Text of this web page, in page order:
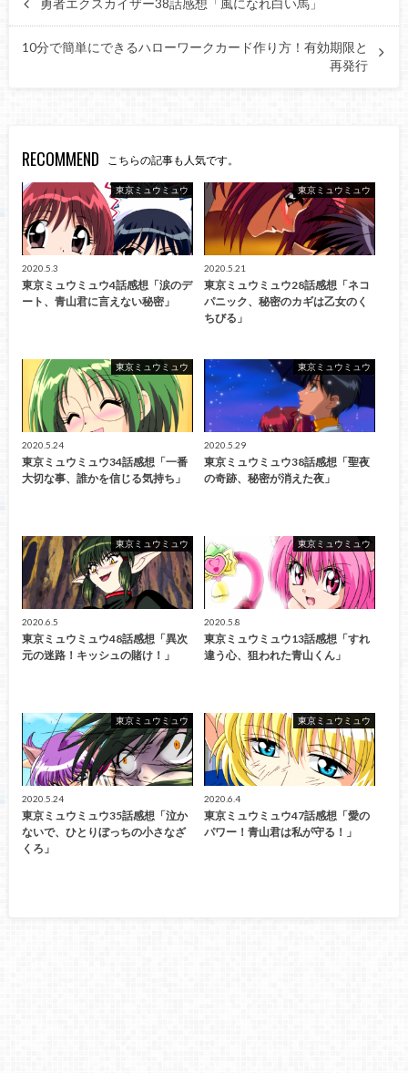
勇者エクスカイザー38話感想「風になれ白い馬」
10分で簡単にできるハローワークカード作り方！有効期限と
再発行
RECOMMEND こちらの記事も人気です。
東京ミュウミュウ
2020.5.3
東京ミュウミュウ4話感想「涙のデ
ート、青山君に言えない秘密」
東京ミュウミュウ
2020.5.21
東京ミュウミュウ28話感想「ネコ
パニック、秘密のカギは乙女のく
ちびる」
東京ミュウミュウ
2020.5.24
東京ミュウミュウ34話感想「一番
大切な事、誰かを信じる気持ち」
東京ミュウミュウ
2020.5.29
東京ミュウミュウ38話感想「聖夜
の奇跡、秘密が消えた夜」
東京ミュウミュウ
2020.6.5
東京ミュウミュウ48話感想「異次
元の迷路！キッシュの賭け！」
東京ミュウミュウ
2020.5.8
東京ミュウミュウ13話感想「すれ
違う心、狙われた青山くん」
東京ミュウミュウ
2020.5.24
東京ミュウミュウ35話感想「泣か
ないで、ひとりぼっちの小さなざ
くろ」
東京ミュウミュウ
2020.6.4
東京ミュウミュウ47話感想「愛の
パワー！青山君は私が守る！」